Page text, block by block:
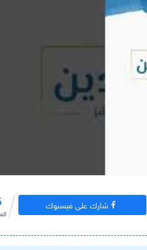
شارك على فيسبوك